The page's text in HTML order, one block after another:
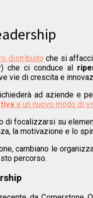
distribuito che si
che ci conduce al
vie di crescita e
ad aziende e
e un nuovo modo di
focalizzarsi su
la motivazione e lo
cambiano le
percorso.